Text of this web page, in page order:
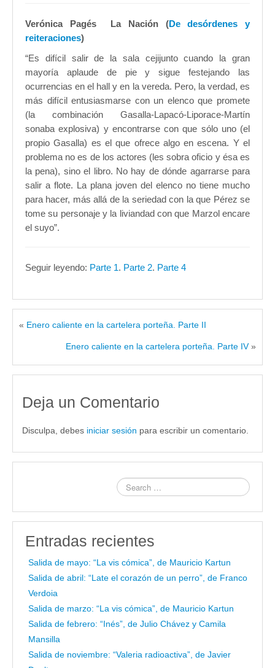
Verónica Pagés La Nación (De desórdenes y
reiteraciones)
“Es difícil salir de la sala cejijunto cuando la gran
mayoría aplaude de pie y sigue festejando las
ocurrencias en el hall y en la vereda. Pero, la verdad, es
más difícil entusiasmarse con un elenco que promete
(la combinación Gasalla-Lapacó-Liporace-Martín
sonaba explosiva) y encontrarse con que sólo uno (el
propio Gasalla) es el que ofrece algo en escena. Y el
problema no es de los actores (les sobra oficio y ésa es
la pena), sino el libro. No hay de dónde agarrarse para
salir a flote. La plana joven del elenco no tiene mucho
para hacer, más allá de la seriedad con la que Pérez se
tome su personaje y la liviandad con que Marzol encare
el suyo”.
Seguir leyendo: Parte 1. Parte 2. Parte 4
« Enero caliente en la cartelera porteña. Parte II
Enero caliente en la cartelera porteña. Parte IV»
Deja un Comentario
Disculpa, debes iniciar sesión para escribir un comentario.
Entradas recientes
Salida de mayo: “La vis cómica”, de Mauricio Kartun
Salida de abril: “Late el corazón de un perro”, de Franco
Verdoia
Salida de marzo: “La vis cómica”, de Mauricio Kartun
Salida de febrero: “Inés”, de Julio Chávez y Camila
Mansilla
Salida de noviembre: “Valeria radioactiva”, de Javier